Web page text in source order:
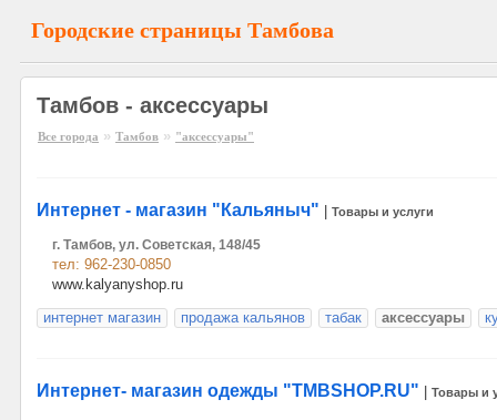
Городские страницы Тамбова
Тамбов - аксессуары
Все города » Тамбов » "аксессуары"
Интернет - магазин "Кальяныч" Товары и услуги
г. Тамбов, ул. Советская, 148/45
тел: 962-230-0850
www.kalyanyshop.ru
интернет магазин
продажа кальянов табак аксессуары
Интернет- магазин одежды "TMBSHOP.RU" Товары и